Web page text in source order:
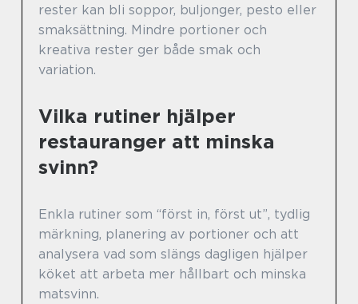
rester kan bli soppor, buljonger, pesto eller
smaksättning. Mindre portioner och
kreativa rester ger både smak och
variation.
Vilka rutiner hjälper
restauranger att minska
svinn?
Enkla rutiner som “först in, först ut”, tydlig
märkning, planering av portioner och att
analysera vad som slängs dagligen hjälper
köket att arbeta mer hållbart och minska
matsvinn.